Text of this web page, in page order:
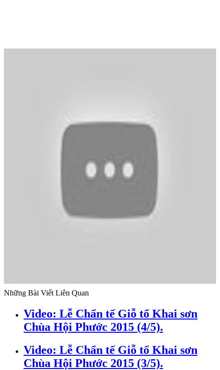
Những Bài Viết Liên Quan
Video: Lễ Chẩn tế Giỗ tổ Khai sơn
Chùa Hội Phước 2015 (4/5).
Video: Lễ Chẩn tế Giỗ tổ Khai sơn
Chùa Hội Phước 2015 (3/5).